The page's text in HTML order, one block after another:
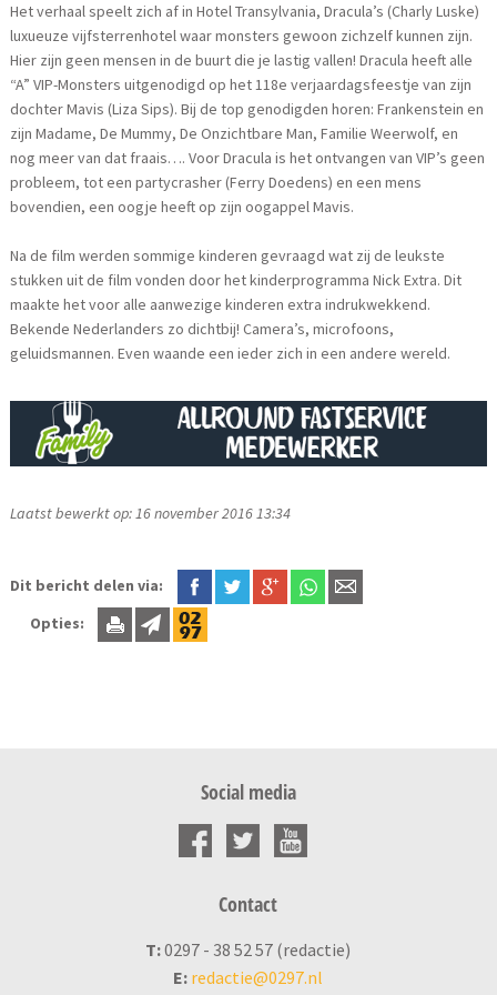
Het verhaal speelt zich af in Hotel Transylvania, Dracula’s (Charly Luske)
luxueuze vijfsterrenhotel waar monsters gewoon zichzelf kunnen zijn.
Hier zijn geen mensen in de buurt die je lastig vallen! Dracula heeft alle
“A” VIP-Monsters uitgenodigd op het 118e verjaardagsfeestje van zijn
dochter Mavis (Liza Sips). Bij de top genodigden horen: Frankenstein en
zijn Madame, De Mummy, De Onzichtbare Man, Familie Weerwolf, en
nog meer van dat fraais…. Voor Dracula is het ontvangen van VIP’s geen
probleem, tot een partycrasher (Ferry Doedens) en een mens
bovendien, een oogje heeft op zijn oogappel Mavis.
Na de film werden sommige kinderen gevraagd wat zij de leukste
stukken uit de film vonden door het kinderprogramma Nick Extra. Dit
maakte het voor alle aanwezige kinderen extra indrukwekkend.
Bekende Nederlanders zo dichtbij! Camera’s, microfoons,
geluidsmannen. Even waande een ieder zich in een andere wereld.
Laatst bewerkt op: 16 november 2016 13:34
Dit bericht delen via:
Opties:
Social media
Contact
T:0297 - 38 52 57 (redactie)
E: redactie@0297.nl